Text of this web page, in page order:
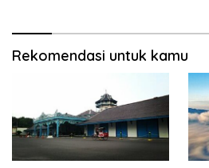
Rekomendasi untuk kamu